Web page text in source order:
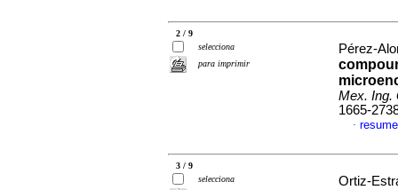
2 / 9
selecciona
para imprimir
Pérez-
Mex. Ing.
1665-
·
3 / 9
selecciona
Ortiz-